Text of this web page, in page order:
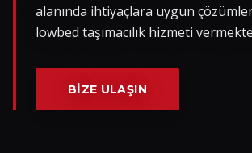
İletişim
alanında ihtiyaçlara uygun
lowbed taşımacılık hizmeti
BIZE ULAŞIN